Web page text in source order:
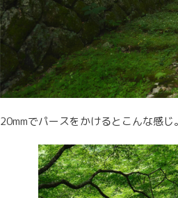
20mmでパースをかけるとこんな感じ